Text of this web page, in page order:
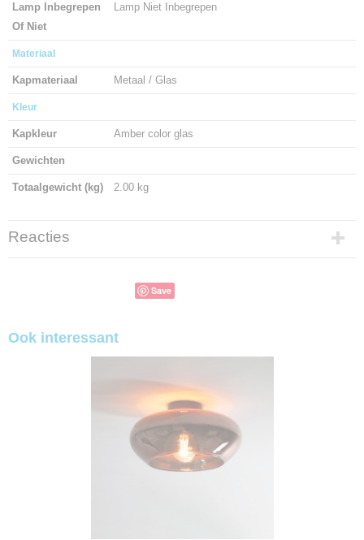
Lamp Inbegrepen
Of Niet
Lamp Niet Inbegrepen
Materiaal
Kapmateriaal Metaal / Glas
Kleur
Kapkleur Amber color glas
Gewichten
Totaalgewicht (kg) 2.00 kg
Reacties
Save
Ook interessant